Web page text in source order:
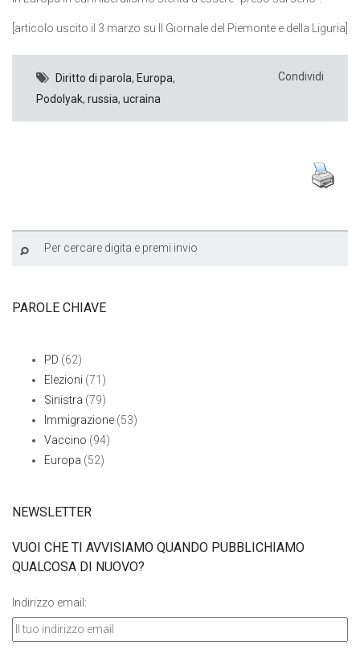
[articolo uscito il 3 marzo su Il Giornale del Piemonte e della Liguria]
Diritto di parola, Europa,
Podolyak, russia, ucraina
Condividi
PAROLE CHIAVE
PD (62)
Elezioni (71)
Sinistra (79)
Immigrazione (53)
Vaccino (94)
Europa (52)
NEWSLETTER
VUOI CHE TI AVVISIAMO QUANDO PUBBLICHIAMO
QUALCOSA DI NUOVO?
Indirizzo email: